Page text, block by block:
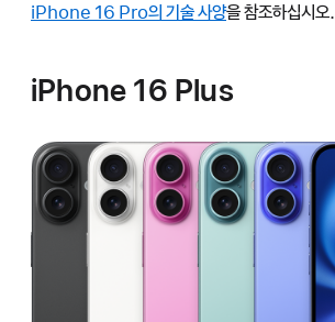
iPhone 16 Pro의 기술 사양을 참조하십시오.
iPhone 16 Plus